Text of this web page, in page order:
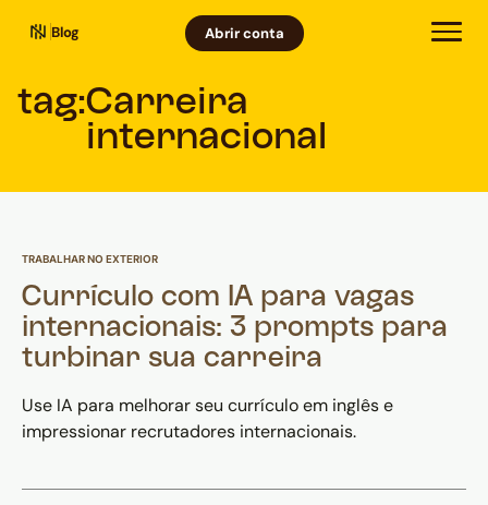
Blog Abrir conta
tag:Carreira
internacional
TRABALHAR NO EXTERIOR
Currículo com IA para vagas
internacionais: 3 prompts para
turbinar sua carreira
Use IA para melhorar seu currículo em inglês e
impressionar recrutadores internacionais.